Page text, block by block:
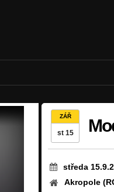
ZÁŘ
st 15
středa
Akropole